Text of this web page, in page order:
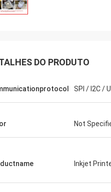
DO PRODUTO
SPI / I2C /
Not
Inkjet